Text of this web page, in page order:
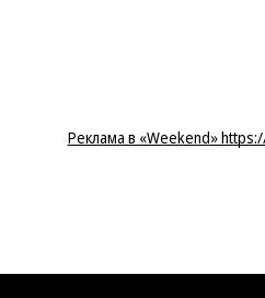
Реклама в «Weekend»